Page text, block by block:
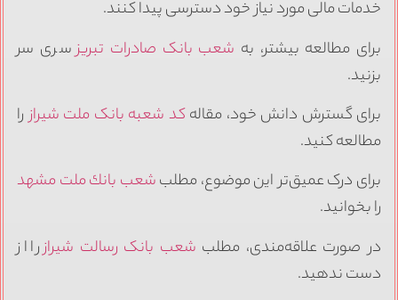
خدمات مالی مورد نیاز خود دسترسی پیدا کنند.
برای مطالعه بیشتر، به شعب بانک صادرات تبریزسری سر
بزنید.
برای گسترش دانش خود، مقالهکد شعبه بانک ملت شیرازرا
مطالعه کنید.
برای درک عمیق‌تر این موضوع، مطلبشعب بانك ملت مشهد
را بخوانید.
در صورت علاقه‌مندی، مطلب شعب بانک رسالت شیرازرا از
دست ندهید.